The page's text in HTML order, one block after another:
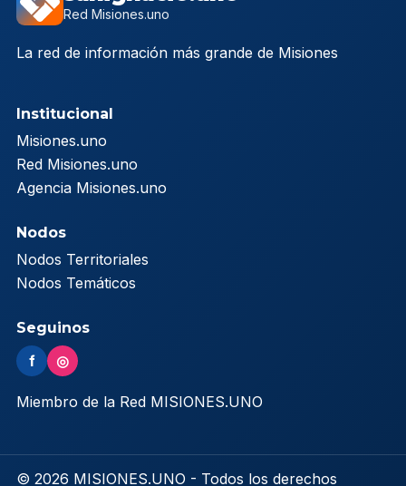
Red Misiones.uno
La red de información más grande de Misiones
Institucional
Misiones.uno
Red Misiones.uno
Agencia Misiones.uno
Nodos
Nodos Territoriales
Nodos Temáticos
Seguinos
f ◎
Miembro de la Red MISIONES.UNO
© 2026 MISIONES.UNO - Todos los derechos